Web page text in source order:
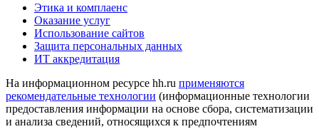
Этика и комплаенс
Оказание услуг
Использование сайтов
Защита персональных данных
ИТ аккредитация
На информационном ресурсе hh.ru применяются
рекомендательные технологии (информационные технологии
предоставления информации на основе сбора, систематизации
и анализа сведений, относящихся к предпочтениям